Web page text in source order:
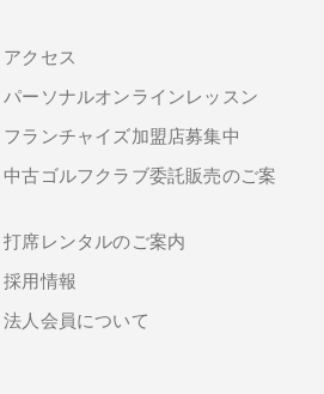
アクセス
パーソナルオンラインレッスン
フランチャイズ加盟店募集中
中古ゴルフクラブ委託販売のご案
打席レンタルのご案内
採用情報
法人会員について